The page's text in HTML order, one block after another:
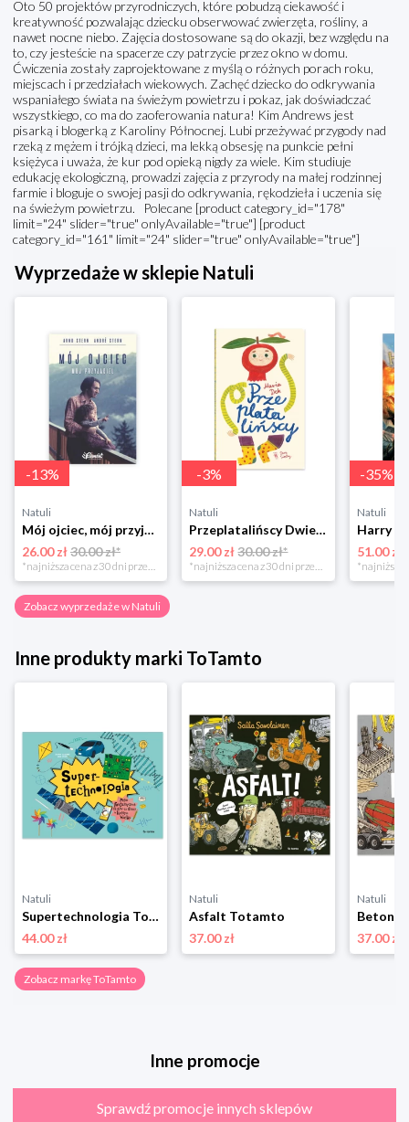
Oto 50 projektów przyrodniczych, które pobudzą ciekawość i
kreatywność pozwalając dziecku obserwować zwierzęta, rośliny, a
nawet nocne niebo. Zajęcia dostosowane są do okazji, bez względu na
to, czy jesteście na spacerze czy patrzycie przez okno w domu.
Ćwiczenia zostały zaprojektowane z myślą o różnych porach roku,
miejscach i przedziałach wiekowych. Zachęć dziecko do odkrywania
wspaniałego świata na świeżym powietrzu i pokaz, jak doświadczać
wszystkiego, co ma do zaoferowania natura! Kim Andrews jest
pisarką i blogerką z Karoliny Północnej. Lubi przeżywać przygody nad
rzeką z mężem i trójką dzieci, ma lekką obsesję na punkcie pełni
księżyca i uważa, że kur pod opieką nigdy za wiele. Kim studiuje
edukację ekologiczną, prowadzi zajęcia z przyrody na małej rodzinnej
farmie i bloguje o swojej pasji do odkrywania, rękodzieła i uczenia się
na świeżym powietrzu. Polecane [product category_id="178"
limit="24" slider="true" onlyAvailable="true"] [product
category_id="161" limit="24" slider="true" onlyAvailable="true"]
Wyprzedaże w sklepie Natuli
-13%
Natuli
Mój ojciec, mój przyjaciel Element
26.00 zł30.00 zł*
*najniższa cena z 30 dni przed obniżką
-3%
Natuli
Przeplatalińscy Dwie siostry
29.00 zł 30.00 zł*
*najniższa cena z 30 dni przed obniżką
-35%
Natuli
51.00 zł
Zobacz wyprzedaże w Natuli
Inne produkty marki ToTamto
Natuli
Supertechnologia Totamto
44.00 zł
Natuli
Asfalt Totamto
37.00 zł
Natuli
Beton
37.00 zł
Zobacz markę ToTamto
Inne promocje
Sprawdź promocje innych sklepów